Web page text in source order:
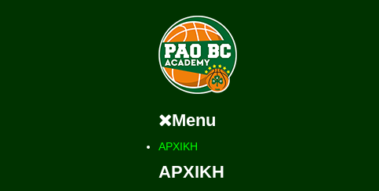
Menu
ΑΡΧΙΚΗ
ΑΡΧΙΚΗ